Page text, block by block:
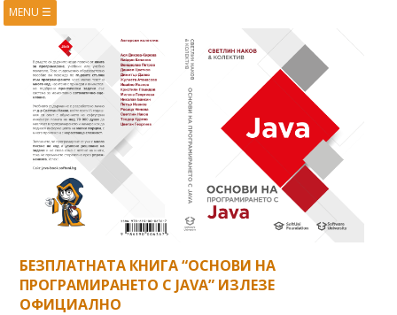
MENU ☰
ABOUT
BOOKS
COURSES
VIDEOS
PRESENTATIONS
RESEARCH
PUBLICATIONS
CONTACTS
RSS FEED
БЕЗПЛАТНАТА КНИГА “ОСНОВИ НА
ПРОГРАМИРАНЕТО С JAVA” ИЗЛЕЗЕ
ОФИЦИАЛНО